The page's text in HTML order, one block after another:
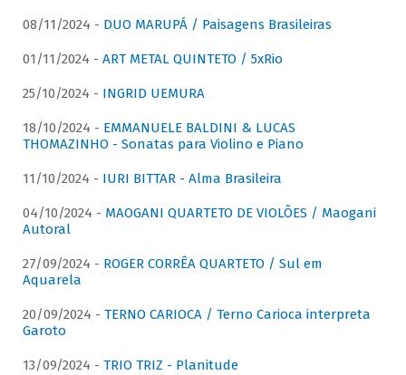
08/11/2024 - DUO MARUPÁ / Paisagens Brasileiras
01/11/2024 - ART METAL QUINTETO / 5xRio
25/10/2024 - INGRID UEMURA
18/10/2024 - EMMANUELE BALDINI & LUCAS
THOMAZINHO - Sonatas para Violino e Piano
11/10/2024 - IURI BITTAR - Alma Brasileira
04/10/2024 - MAOGANI QUARTETO DE VIOLÕES / Maogani
Autoral
27/09/2024 - ROGER CORRÊA QUARTETO / Sul em
Aquarela
20/09/2024 - TERNO CARIOCA / Terno Carioca interpreta
Garoto
13/09/2024 - TRIO TRIZ - Planitude